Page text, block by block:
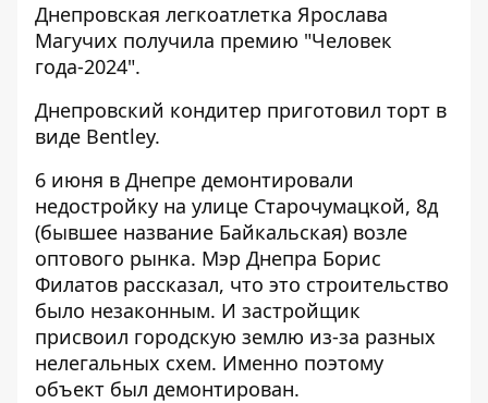
Днепровская легкоатлетка Ярослава
Магучих получила премию "Человек
года-2024".
Днепровский кондитер приготовил торт в
виде Bentley.
6 июня в Днепре демонтировали
недостройку на улице Старочумацкой, 8д
(бывшее название Байкальская) возле
оптового рынка. Мэр Днепра Борис
Филатов рассказал, что это строительство
было незаконным. И застройщик
присвоил городскую землю из-за разных
нелегальных схем. Именно поэтому
объект был демонтирован.